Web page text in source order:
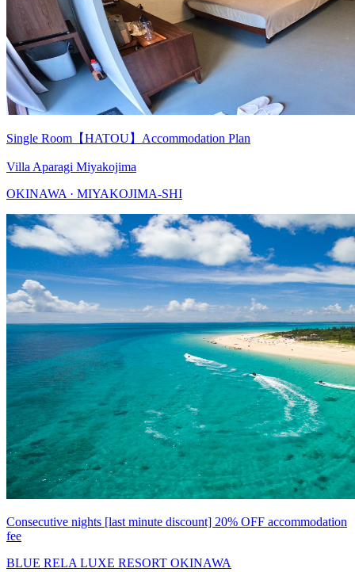
Single Room【HATOU】Accommodation Plan
Villa Aparagi Miyakojima
OKINAWA · MIYAKOJIMA-SHI
Consecutive nights [last minute discount] 20% OFF accommodation
fee
BLUE RELA LUXE RESORT OKINAWA